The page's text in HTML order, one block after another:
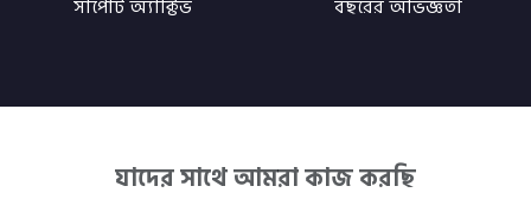
সাপোর্ট অ্যাক্টিভ বছরের অভিজ্ঞতা
যাদের সাথে আমরা কাজ করছি